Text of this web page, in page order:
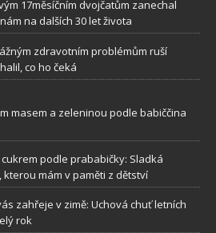
17měsíčním dvojčatům zanechal
na dalších 30 let života
zdravotním problémům ruší
co ho čeká
masem a zeleninou podle babiččina
podle prababičky: Sladká
mám v paměti z dětství
zahřeje v zimě: Uchová chuť letních
rok